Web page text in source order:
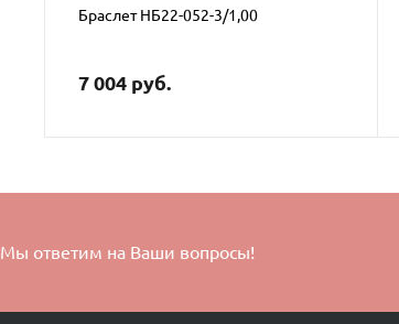
Браслет НБ22-052-3/1,00
7 004 руб.
Мы ответим на Ваши вопросы!